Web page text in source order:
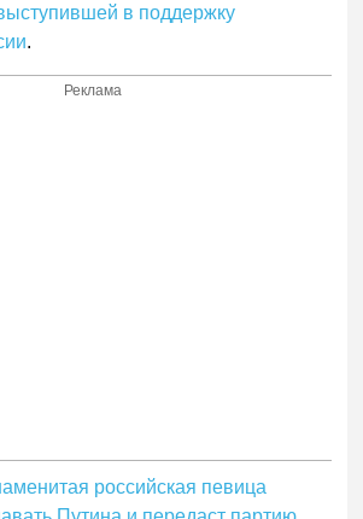
в поддержку
.
Реклама
российская певица